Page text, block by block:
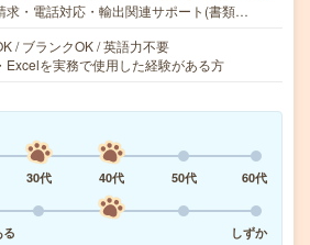
求・電話対応・輸出関連サポート(書類…
/ ブランクOK / 英語力不要
Excelを実務で使用した経験がある方
30代 40代 50代
60代
しずか